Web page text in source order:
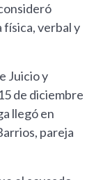
verbal y
Juicio y
de diciembre
llegó en
pareja